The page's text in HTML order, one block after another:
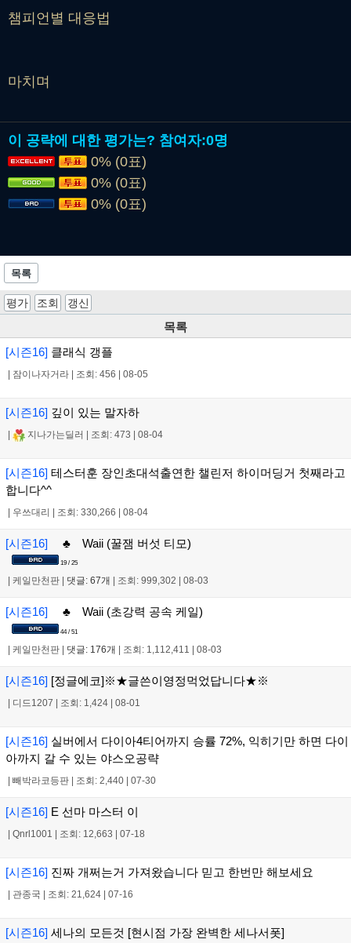
챔피언별 대응법
마치며
이 공략에 대한 평가는? 참여자:0명
0% (0표)
0% (0표)
0% (0표)
목록
평가 조회 갱신
목록
[시즌16] 클래식 갱플
잠이나자거라 조회: 456 08-05
[시즌16] 깊이 있는 말자하
지나가는딜러 조회: 473 08-04
[시즌16] 테스터훈 장인초대석출연한 챌린저 하이머딩거 첫째라고
합니다^^
우쓰대리 조회: 330,266 08-04
[시즌16] ♣ Waii (꿀잼 버섯 티모)
19 / 25
케일만천판 댓글: 67개 조회: 999,302 08-03
[시즌16] ♣ Waii (초강력 공속 케일)
44 / 51
| 케일만천판 | 댓글: 176개 | 조회: 1,112,411 | 08-03
[시즌16] [정글에코]※★글쓴이영정먹었답니다★※
| 디드1207 | 조회: 1,424 | 08-01
[시즌16] 실버에서 다이아4티어까지 승률 72%, 익히기만 하면 다이
아까지 갈 수 있는 야스오공략
| 빼박라코등판 | 조회: 2,440 | 07-30
[시즌16] E 선마 마스터 이
| Qnrl1001 | 조회: 12,663 | 07-18
[시즌16] 진짜 개쩌는거 가져왔습니다 믿고 한번만 해보세요
| 관종국 | 조회: 21,624 | 07-16
[시즌16] 세나의 모든것 [현시점 가장 완벽한 세나서폿]